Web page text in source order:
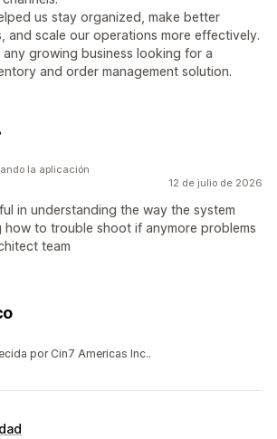
us stay organized, make better
and scale our operations more effectively.
any growing business looking for a
and order management solution.
12 de julio de 2026
in understanding the way the system
how to trouble shoot if anymore problems
team
la aplicación
por Cin7 Americas Inc..